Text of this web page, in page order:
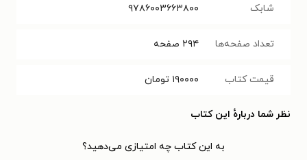
شابک ۹۷۸۶۰۰۳۶۶۳۸۰۰
تعداد صفحه‌ها ۲۹۴ صفحه
قیمت کتاب ۱۹۰۰۰۰ تومان
نظر شما دربارهٔ این کتاب
به این کتاب چه امتیازی می‌دهید؟